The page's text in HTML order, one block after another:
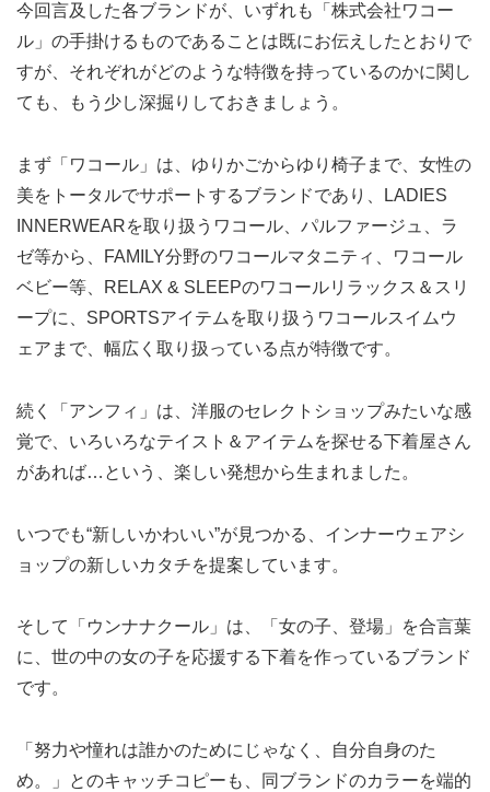
今回言及した各ブランドが、いずれも「株式会社ワコー
ル」の手掛けるものであることは既にお伝えしたとおりで
すが、それぞれがどのような特徴を持っているのかに関し
ても、もう少し深掘りしておきましょう。
まず「ワコール」は、ゆりかごからゆり椅子まで、女性の
美をトータルでサポートするブランドであり、LADIES
INNERWEARを取り扱うワコール、パルファージュ、ラ
ゼ等から、FAMILY分野のワコールマタニティ、ワコール
ベビー等、RELAX & SLEEPのワコールリラックス＆スリ
ープに、SPORTSアイテムを取り扱うワコールスイムウ
ェアまで、幅広く取り扱っている点が特徴です。
続く「アンフィ」は、洋服のセレクトショップみたいな感
覚で、いろいろなテイスト＆アイテムを探せる下着屋さん
があれば…という、楽しい発想から生まれました。
いつでも“新しいかわいい”が見つかる、インナーウェアシ
ョップの新しいカタチを提案しています。
そして「ウンナナクール」は、「女の子、登場」を合言葉
に、世の中の女の子を応援する下着を作っているブランド
です。
「努力や憧れは誰かのためにじゃなく、自分自身のた
め。」とのキャッチコピーも、同ブランドのカラーを端的